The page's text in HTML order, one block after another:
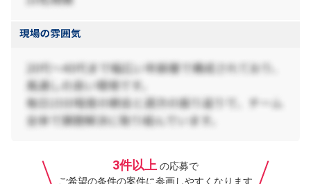
3件以上 の応募で
ご希望の条件の案件に参画しやすくなります